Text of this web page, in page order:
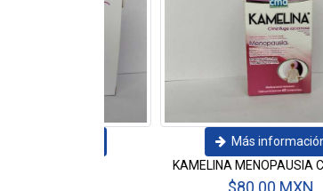
Más
ACIDO ASCORBICO 1G
VITAMINA C